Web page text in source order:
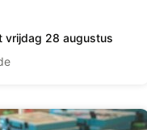
vrijdag 28 augustus